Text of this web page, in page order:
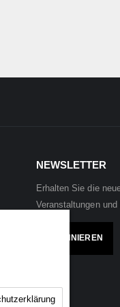
NEWSLETTER
Erhalten Sie die
Veranstaltungen
ABONNIEREN